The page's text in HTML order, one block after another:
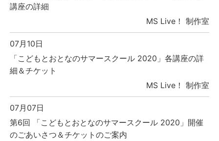
講座の詳細
MS Live！ 制作室
07月10日
「こどもとおとなのサマースクール 2020」各講座の詳
細＆チケット
MS Live！ 制作室
07月07日
第6回 「こどもとおとなのサマースクール 2020」開催
のごあいさつ＆チケットのご案内